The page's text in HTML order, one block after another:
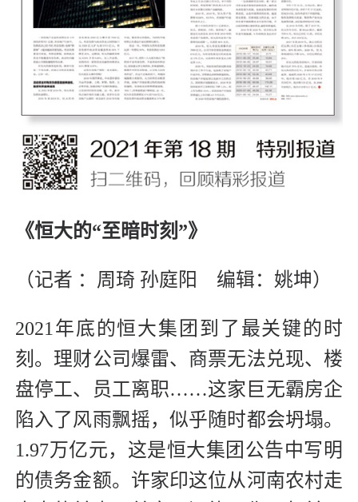
《恒大的“至暗时刻”》
（记者 ：周琦 孙庭阳 编辑：姚坤）
2021年底的恒大集团到了最关键的时
刻。理财公司爆雷、商票无法兑现、楼
盘停工、员工离职……这家巨无霸房企
陷入了风雨飘摇，似乎随时都会坍塌。
1.97万亿元，这是恒大集团公告中写明
的债务金额。许家印这位从河南农村走